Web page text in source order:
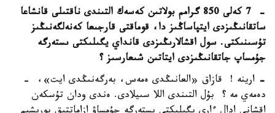
- 7 كەلى 850 گرامم بولاتىن كەسەك التىندى ناقتىلى قانشاعا
ساتقانىڭىزدى ايتپاساڭىز دا، قوماقتى قارجىعا كەنەلگەنىڭىز
تۇسىنىكتى. سول اقشالارىڭىزدى قانداي يگىلىكتى ىستەرگە
جۇمساپ جاتقانىڭىزدى ايتاتىن شىعارسىز ؟
- ارينە ! قازاق «العانىڭدى ەمەس، بەرگەنىڭدى ايت»، -
دەمەي مە ؟ بۇل التىندى اللا سىيلادى. ەندى ودان تۇسكەن